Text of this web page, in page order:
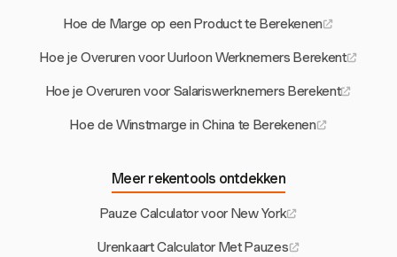
Hoe de Marge op een Product te Berekenen
Hoe je Overuren voor Uurloon Werknemers Berekent
Hoe je Overuren voor Salariswerknemers Berekent
Hoe de Winstmarge in China te Berekenen
Meer rekentools ontdekken
Pauze Calculator voor New York
Urenkaart Calculator Met Pauzes